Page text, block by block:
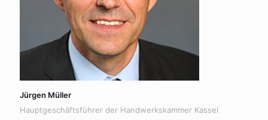
Jürgen Müller
Hauptgeschäftsführer der Handwerkskammer Kassel